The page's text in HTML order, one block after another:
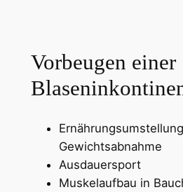
Vorbeugen einer
Gewichtsabnahme
Ausdauersport
Muskelaufbau in